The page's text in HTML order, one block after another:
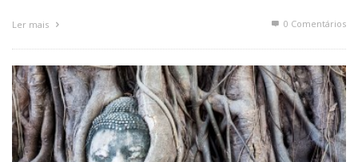
Ler mais 0 Comentários